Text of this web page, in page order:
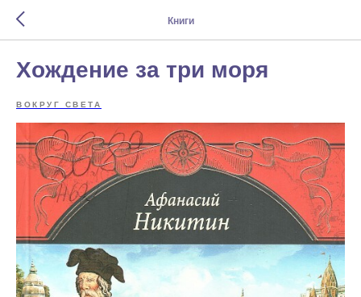
Книги
Хождение за три моря
ВОКРУГ СВЕТА